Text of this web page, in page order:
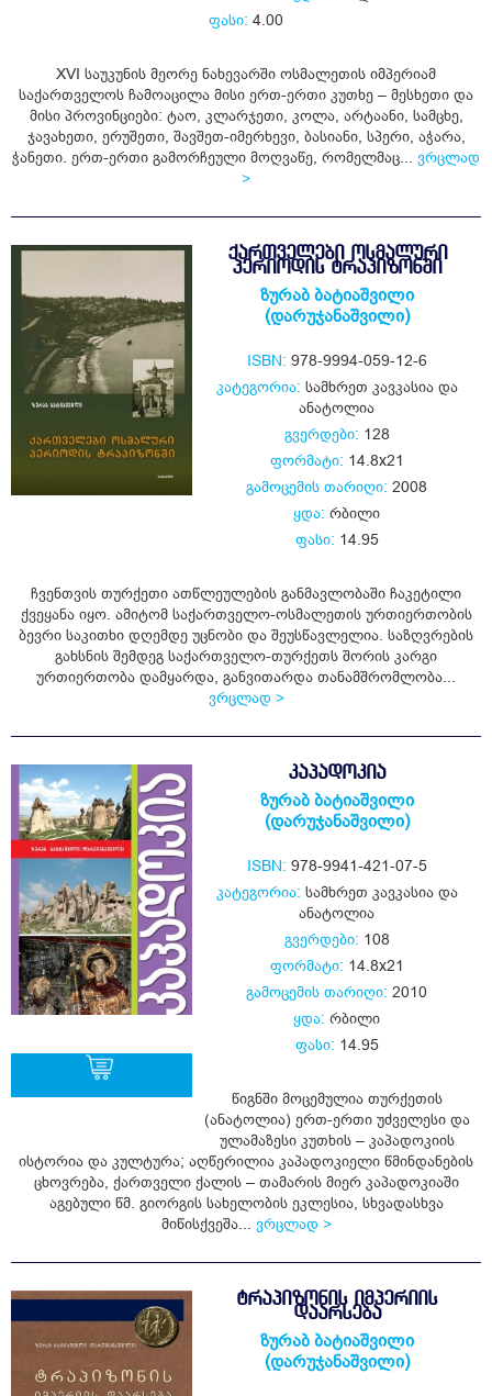
ფასი: 4.00
XVI საუკუნის მეორე ნახევარში ოსმალეთის იმპერიამ
საქართველოს ჩამოაცილა მისი ერთ-ერთი კუთხე – მესხეთი და
მისი პროვინციები: ტაო, კლარჯეთი, კოლა, არტაანი, სამცხე,
ჯავახეთი, ერუშეთი, შავშეთ-იმერხევი, ბასიანი, სპერი, აჭარა,
ჭანეთი. ერთ-ერთი გამორჩეული მოღვაწე, რომელმაც... ვრცლად
>
ᲥᲐᲠᲗᲕᲔᲚᲔᲑᲘ ᲝᲡᲛᲐᲚᲣᲠᲘ
ᲞᲔᲠᲘᲝᲓᲘᲡ ᲢᲠᲐᲞᲘᲖᲝᲜᲨᲘ
ზურაბ ბატიაშვილი
(დარუჯანაშვილი)
ISBN: 978-9994-059-12-6
კატეგორია: სამხრეთ კავკასია და
ანატოლია
გვერდები: 128
ფორმატი: 14.8x21
გამოცემის თარიღი: 2008
ყდა: რბილი
ფასი: 14.95
ჩვენთვის თურქეთი ათწლეულების განმავლობაში ჩაკეტილი
ქვეყანა იყო. ამიტომ საქართველო-ოსმალეთის ურთიერთობის
ბევრი საკითხი დღემდე უცნობი და შეუსწავლელია. საზღვრების
გახსნის შემდეგ საქართველო-თურქეთს შორის კარგი
ურთიერთობა დამყარდა, განვითარდა თანამშრომლობა...
ვრცლად >
ᲙᲐᲞᲐᲓᲝᲙᲘᲐ
ზურაბ ბატიაშვილი
(დარუჯანაშვილი)
ISBN: 978-9941-421-07-5
კატეგორია: სამხრეთ კავკასია და
ანატოლია
გვერდები: 108
ფორმატი: 14.8x21
გამოცემის თარიღი: 2010
ყდა: რბილი
ფასი: 14.95
წიგნში მოცემულია თურქეთის
(ანატოლია) ერთ-ერთი უძველესი და
ულამაზესი კუთხის – კაპადოკიის
ისტორია და კულტურა; აღწერილია კაპადოკიელი წმინდანების
ცხოვრება, ქართველი ქალის – თამარის მიერ კაპადოკიაში
აგებული წმ. გიორგის სახელობის ეკლესია, სხვადასხვა
მიწისქვეშა... ვრცლად >
ᲢᲠᲐᲞᲘᲖᲝᲜᲘᲡ ᲘᲛᲞᲔᲠᲘᲘᲡ
ᲓᲐᲐᲠᲡᲔᲑᲐ
ზურაბ ბატიაშვილი
(დარუჯანაშვილი)